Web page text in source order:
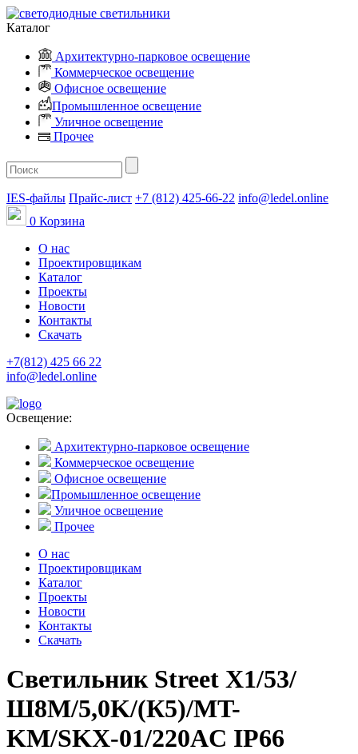
Каталог
Архитектурно-парковое освещение
Коммерческое освещение
Офисное освещение
Промышленное освещение
Уличное освещение
Прочее
IES-файлы Прайс-лист +7 (812) 425-66-22 info@ledel.online
0 Корзина
О нас
Проектировщикам
Каталог
Проекты
Новости
Контакты
Скачать
+7(812) 425 66 22
info@ledel.online
Освещение:
Архитектурно-парковое освещение
Коммерческое освещение
Офисное освещение
Промышленное освещение
Уличное освещение
Прочее
О нас
Проектировщикам
Каталог
Проекты
Новости
Контакты
Скачать
Светильник Street X1/53/
Ш8M/5,0K/(К5)/MT-
KM/SKX-01/220AC IP66